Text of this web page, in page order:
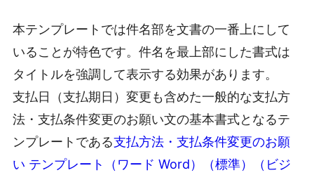
本テンプレートでは件名部を文書の一番上にして
いることが特色です。件名を最上部にした書式は
タイトルを強調して表示する効果があります。
支払日（支払期日）変更も含めた一般的な支払方
法・支払条件変更のお願い文の基本書式となるテ
ンプレートである支払方法・支払条件変更のお願
い テンプレート（ワード Word）（標準）（ビジ